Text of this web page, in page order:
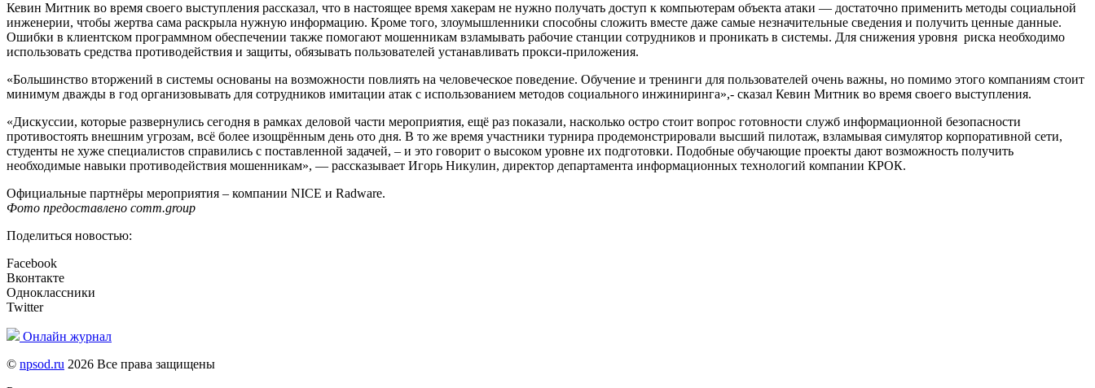
Кевин Митник во время своего выступления рассказал, что в настоящее время хакерам не нужно получать доступ к компьютерам объекта атаки — достаточно применить методы социальной
инженерии, чтобы жертва сама раскрыла нужную информацию. Кроме того, злоумышленники способны сложить вместе даже самые незначительные сведения и получить ценные данные.
Ошибки в клиентском программном обеспечении также помогают мошенникам взламывать рабочие станции сотрудников и проникать в системы. Для снижения уровня риска необходимо
использовать средства противодействия и защиты, обязывать пользователей устанавливать прокси-приложения.
«Большинство вторжений в системы основаны на возможности повлиять на человеческое поведение. Обучение и тренинги для пользователей очень важны, но помимо этого компаниям стоит
минимум дважды в год организовывать для сотрудников имитации атак с использованием методов социального инжиниринга»,- сказал Кевин Митник во время своего выступления.
«Дискуссии, которые развернулись сегодня в рамках деловой части мероприятия, ещё раз показали, насколько остро стоит вопрос готовности служб информационной безопасности
противостоять внешним угрозам, всё более изощрённым день ото дня. В то же время участники турнира продемонстрировали высший пилотаж, взламывая симулятор корпоративной сети,
студенты не хуже специалистов справились с поставленной задачей, – и это говорит о высоком уровне их подготовки. Подобные обучающие проекты дают возможность получить
необходимые навыки противодействия мошенникам», — рассказывает Игорь Никулин, директор департамента информационных технологий компании КРОК.
Официальные партнёры мероприятия – компании NICE и Radware.
Фото предоставлено comm.group
Поделиться новостью:
Facebook
Вконтакте
Одноклассники
Twitter
Онлайн журнал
© npsod.ru 2026 Все права защищены